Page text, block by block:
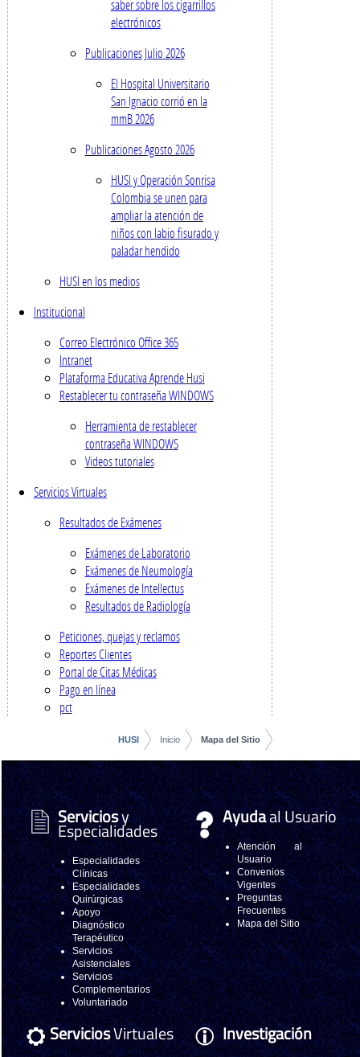
saber sobre los cigarrillos
electrónicos
Publicaciones Julio 2026
El Hospital Universitario
San Ignacio corrió en la
mmB 2026
Publicaciones Agosto 2026
HUSI y Operación Sonrisa
Colombia se unen para
ampliar la atención de
niños con labio fisurado y
paladar hendido
HUSI en los medios
Institucional
Correo Electrónico Office 365
Intranet
Plataforma Educativa Aprende Husi
Restablecer tu contraseña WINDOWS
Herramienta de restablecer
contraseña WINDOWS
Videos tutoriales
Servicios Virtuales
Resultados de Exámenes
Exámenes de Laboratorio
Exámenes de Neumología
Exámenes de Intellectus
Resultados de Radiología
Peticiones, quejas y reclamos
Reportes Clientes
Portal de Citas Médicas
Pago en línea
pct
HUSI Inicio Mapa del Sitio
Serviciosy
Especialidades
Especialidades
Clínicas
Especialidades
Quirúrgicas
Apoyo
Diagnóstico
Terapéutico
Servicios
Asistenciales
Servicios
Complementarios
Voluntariado
Ayudaal Usuario
Atención al
Usuario
Convenios
Vigentes
Preguntas
Frecuentes
Mapa del Sitio
ServiciosVirtuales Investigación